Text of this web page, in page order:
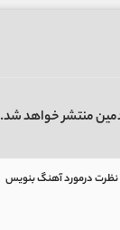
منتشر خواهد شد.